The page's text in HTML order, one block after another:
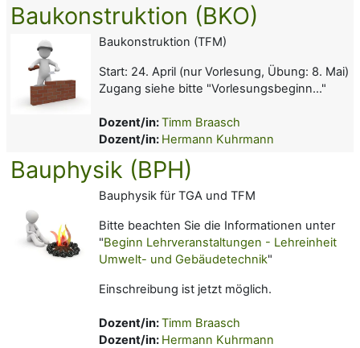
Baukonstruktion (BKO)
Baukonstruktion (TFM)
Start: 24. April (nur Vorlesung, Übung: 8. Mai)
Zugang siehe bitte "Vorlesungsbeginn..."
Dozent/in:Timm Braasch
Dozent/in: Hermann Kuhrmann
Bauphysik (BPH)
Bauphysik für TGA und TFM
Bitte beachten Sie die Informationen unter
"Beginn Lehrveranstaltungen - Lehreinheit
Umwelt- und Gebäudetechnik"
Einschreibung ist jetzt möglich.
Dozent/in:Timm Braasch
Dozent/in: Hermann Kuhrmann